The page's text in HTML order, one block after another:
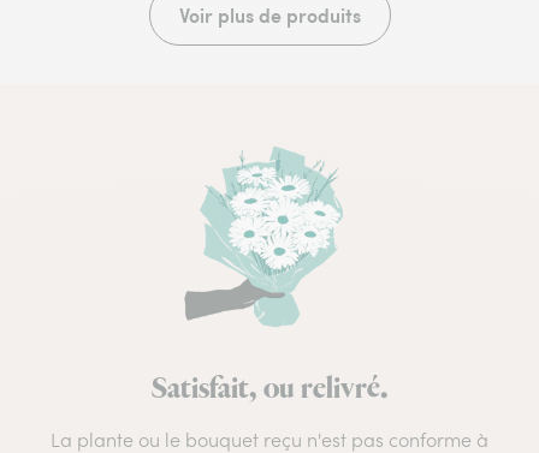
Voir plus de produits
Satisfait, ou relivré.
La plante ou le bouquet reçu n'est pas conforme à